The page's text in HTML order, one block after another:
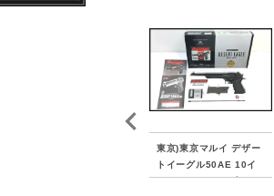
東京)東京マルイ デザー
トイーグル50AE 10イ
ンチバレル ガスブロー